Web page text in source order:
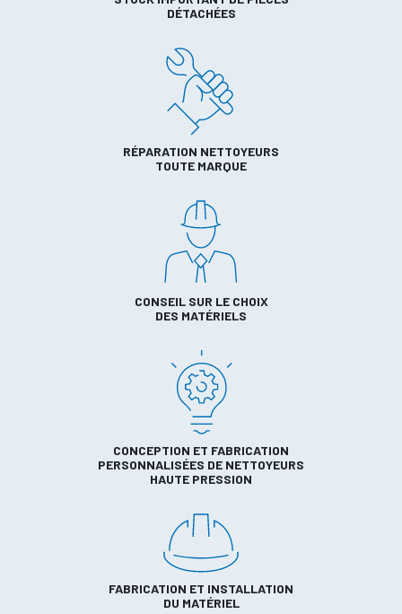
DÉTACHÉES
RÉPARATION NETTOYEURS
TOUTE MARQUE
CONSEIL SUR LE CHOIX
DES MATÉRIELS
CONCEPTION ET FABRICATION
PERSONNALISÉES DE NETTOYEURS
HAUTE PRESSION
FABRICATION ET INSTALLATION
DU MATÉRIEL